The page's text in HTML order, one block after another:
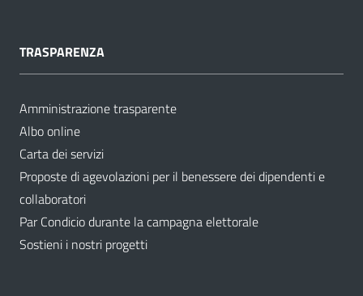
TRASPARENZA
Amministrazione trasparente
Albo online
Carta dei servizi
Proposte di agevolazioni per il benessere dei dipendenti e
collaboratori
Par Condicio durante la campagna elettorale
Sostieni i nostri progetti